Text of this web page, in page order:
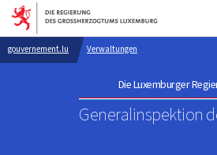
Zur Zum Inhalt
gouvernement.lu Verwaltungen
Die Luxemburger
Generalinspektion